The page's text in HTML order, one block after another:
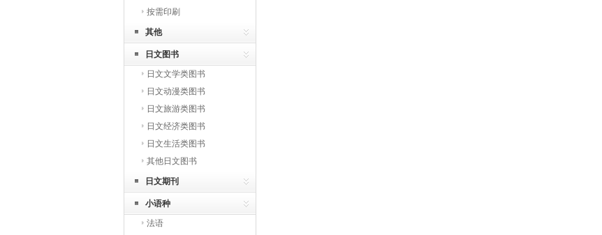
按需印刷
其他
日文图书
日文文学类图书
日文动漫类图书
日文旅游类图书
日文经济类图书
日文生活类图书
其他日文图书
日文期刊
小语种
法语